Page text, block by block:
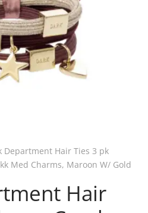
Department Hair Ties 3 pk
Med Charms, Maroon W/ Gold
Hair